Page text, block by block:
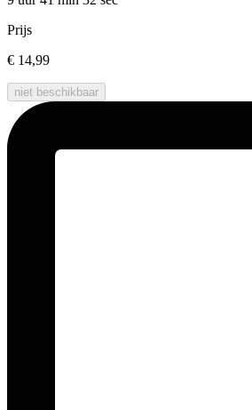
Prijs
€ 14,99
niet beschikbaar